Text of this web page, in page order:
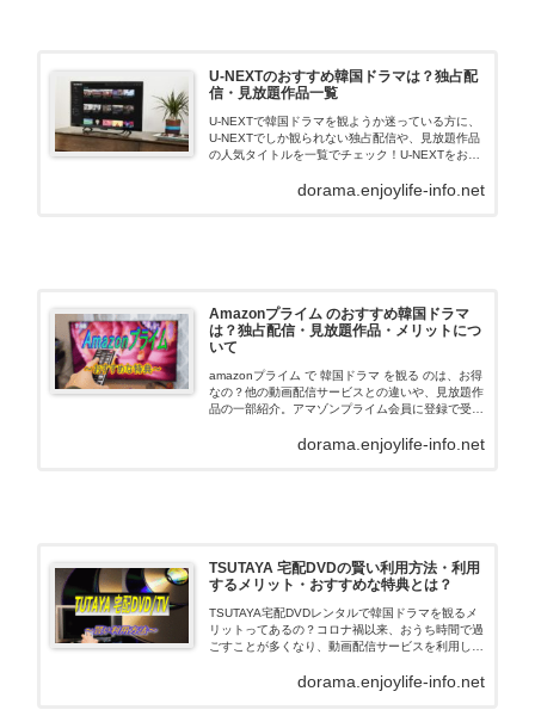
U-NEXTのおすすめ韓国ドラマは？独占配
信・見放題作品一覧
U-NEXTで韓国ドラマを観ようか迷っている方に、
U-NEXTでしか観られない独占配信や、見放題作品
の人気タイトルを一覧でチェック！U-NEXTをお得
います。まずは、U-NEXTの利用するメリットを、
dorama.enjoylife-info.net
Amazonプライム のおすすめ韓国ドラマ
は？独占配信・見放題作品・メリットにつ
いて
amazonプライム で 韓国ドラマ を観る のは、お得
なの？他の動画配信サービスとの違いや、見放題作
品の一部紹介。アマゾンプライム会員に登録で受け
dorama.enjoylife-info.net
TSUTAYA 宅配DVDの賢い利用方法・利用
するメリット・おすすめな特典とは？
TSUTAYA宅配DVDレンタルで韓国ドラマを観るメ
リットってあるの？コロナ禍以来、おうち時間で過
ごすことが多くなり、動画配信サービスを利用して
「TSUTAYA宅配DVDレンタル」は、”韓国ドラマを
dorama.enjoylife-info.net